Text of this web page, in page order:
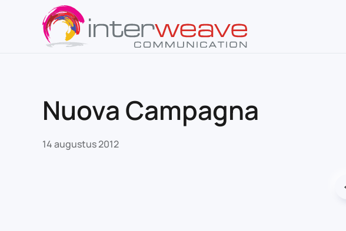
Overslaan en naar de inhoud gaan
Nuova Campagna
14 augustus 2012